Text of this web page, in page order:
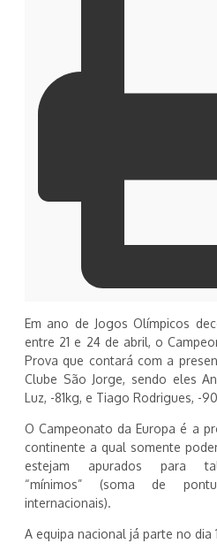
Em ano de Jogos Olímpicos
entre 21 e 24 de abril, o
Prova que contará com a
Clube São Jorge, sendo eles
Luz, -81kg, e Tiago Rodrigues, -
O Campeonato da Europa é a
continente a qual somente
estejam apurados para
“mínimos” (soma de
internacionais).
A equipa nacional já parte no dia